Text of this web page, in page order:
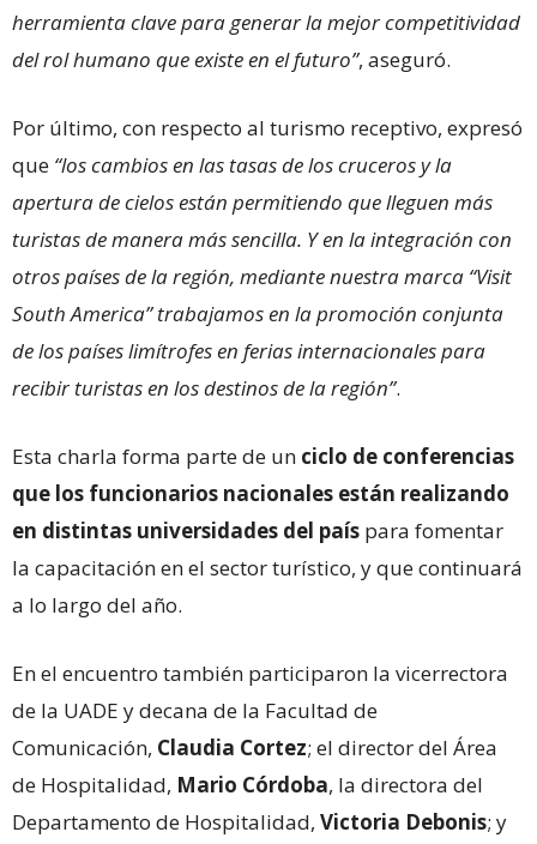
herramienta clave para generar la mejor competitividad
del rol humano que existe en el futuro”, aseguró.
Por último, con respecto al turismo receptivo, expresó
que “los cambios en las tasas de los cruceros y la
apertura de cielos están permitiendo que lleguen más
turistas de manera más sencilla. Y en la integración con
otros países de la región, mediante nuestra marca “Visit
South America” trabajamos en la promoción conjunta
de los países limítrofes en ferias internacionales para
recibir turistas en los destinos de la región”.
Esta charla forma parte de un ciclo de conferencias
que los funcionarios nacionales están realizando
en distintas universidades del país para fomentar
la capacitación en el sector turístico, y que continuará
a lo largo del año.
En el encuentro también participaron la vicerrectora
de la UADE y decana de la Facultad de
Comunicación, Claudia Cortez; el director del Área
de Hospitalidad, Mario Córdoba, la directora del
Departamento de Hospitalidad, Victoria Debonis; y